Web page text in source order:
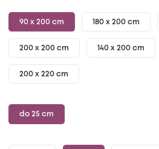
90 x 200 cm 180 x 200 cm
200 x 200 cm 140 x 200 cm
200 x 220 cm
do 25 cm